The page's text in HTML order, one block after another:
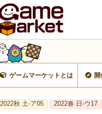
ゲームマーケットとは
2022秋 土-ア05 2022春 日-ウ17